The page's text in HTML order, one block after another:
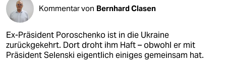
Kommentar von Bernhard Clasen
Ex-Präsident Poroschenko ist in die Ukraine
zurückgekehrt. Dort droht ihm Haft – obwohl er mit
Präsident Selenski eigentlich einiges gemeinsam hat.